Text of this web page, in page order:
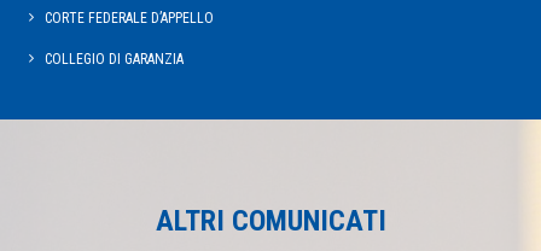
CORTE FEDERALE D’APPELLO
COLLEGIO DI GARANZIA
ALTRI COMUNICATI